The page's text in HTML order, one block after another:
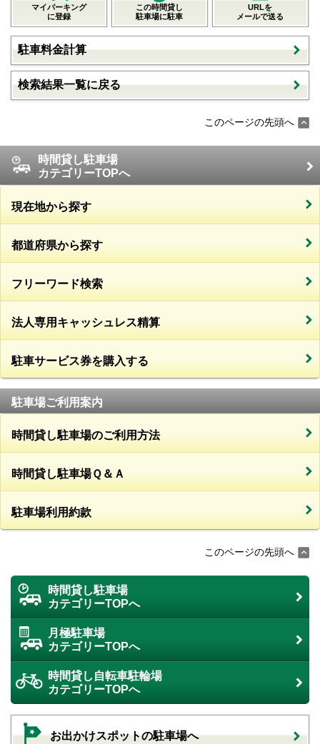
マイパーキング
に登録
この時間貸し
駐車場に駐車
URLを
メールで送る
駐車料金計算
検索結果一覧に戻る
このページの先頭へ
時間貸し駐車場
カテゴリーTOPへ
現在地から探す
都道府県から探す
フリーワード検索
法人専用キャッシュレス精算
駐車サービス券を購入する
駐車場ご利用案内
時間貸し駐車場のご利用方法
時間貸し駐車場Ｑ＆Ａ
駐車場利用約款
このページの先頭へ
時間貸し駐車場
カテゴリーTOPへ
月極駐車場
カテゴリーTOPへ
時間貸し自転車駐輪場
カテゴリーTOPへ
お出かけスポットの駐車場へ